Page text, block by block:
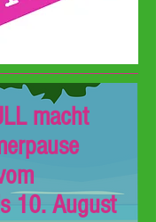
macht
10. August